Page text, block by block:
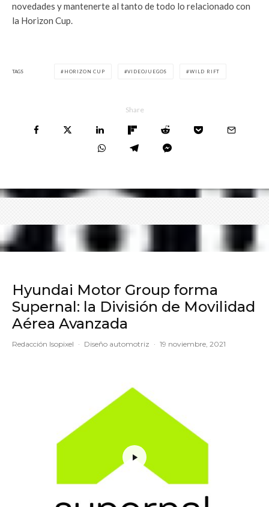
novedades y mantenerte al tanto de todo lo relacionado con
la Horizon Cup.
TAGS HORIZON CUP VIDEOJUEGOS WILD RIFT
Share
Hyundai Motor Group forma
Supernal: la División de Movilidad
Aérea Avanzada
Redacción Isopixel · Diseño automotriz · 19 noviembre, 2021